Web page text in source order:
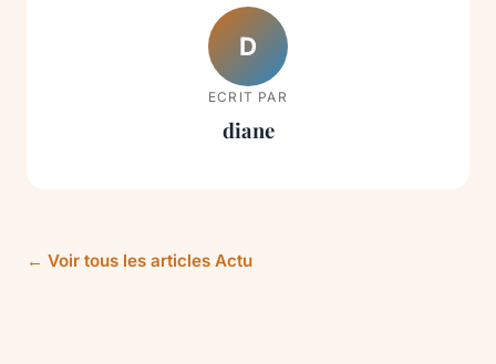
D
ECRIT PAR
diane
← Voir tous les articles Actu